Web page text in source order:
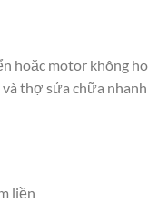
hoặc motor không
thợ sửa chữa nhanh
liền